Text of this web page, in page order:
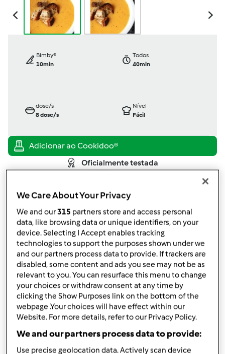
Bimby®
10min
Todos
40min
dose/s
8dose/s
Nível
Fácil
Oficialmente testada
published: 23.11.2015
Adicionar às minhas coleções
Partilhar receita
Criar uma variante
Ingredientes
We Care About Your Privacy
We and our315 partners store and access personal
data, like browsing data or unique identifiers, on your
device. Selecting I Accept enables tracking
technologies to support the purposes shown under we
and our partners process data to provide. If trackers are
disabled, some content and ads you see may not be as
relevant to you. You can resurface this menu to change
your choices or withdraw consent at any time by
clicking the Show Purposes link on the bottom of the
webpage .Your choices will have effect within our
Website. For more details, refer to our Privacy Policy.
We and our partners process data to provide:
Use precise geolocation data. Actively scan device